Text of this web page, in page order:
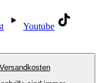
Youtube
Versandkosten